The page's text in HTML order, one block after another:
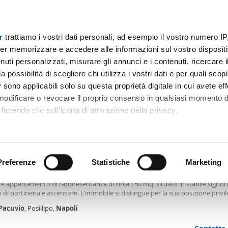
trattiamo i vostri dati personali, ad esempio il vostro numero
memorizzare e accedere alle informazioni sul vostro
personalizzati, misurare gli annunci e i contenuti, ricercare
possibilità di scegliere chi utilizza i vostri dati e per quali
applicabili solo su questa proprietà digitale in cui avete
o revocare il proprio consenso in qualsiasi momento
clic sull'icona di attivazione della privacy.
scansionandolo attivamente alla ricerca di caratteristiche
elaborati i tuoi dati personali e imposta le tue preferenze
il tuo consenso in qualsiasi momento dalla Dichiarazione
contenuti ed annunci, per fornire funzionalità dei
Statistiche Marketing
Prezzo Superficie Locali Più filtri - 2
affitto pacuvio napoli Napoli
Ordine Mioaffitto
2
arredato Posillipo
appartamento di rappresentanza di circa 150 mq, situato in stabile
di portineria e ascensore. L'immobile si distingue per la sua posizione
unici e tramonti indimenticabili. Inoltre, gode di una posizione esclusiva con
, Posillipo, Napoli